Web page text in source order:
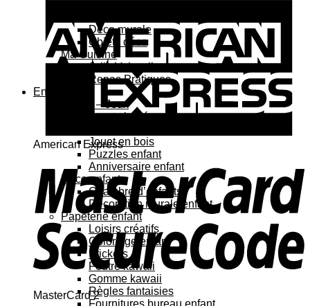
American Express
MasterCard 2
Déco murale
Objets déco
Ma Cuisine
Jolie Vaisselle
Repas Pratiques
Enfant
Jouets – Jeux
Jouets bébé
Jouet en bois
Puzzles enfant
Anniversaire enfant
Déco enfant
Chambre d’enfants
Décoration murale enfant
Papeterie enfant
Loisirs créatifs
Coloriage enfant
Stickers
Feutre kawaii
Gomme kawaii
Règles fantaisies
Fournitures bureau enfant